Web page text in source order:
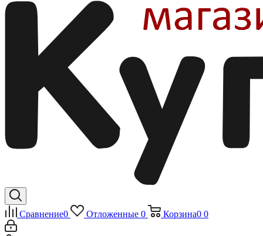
Сравнение0 Отложенные 0 Корзина0 0